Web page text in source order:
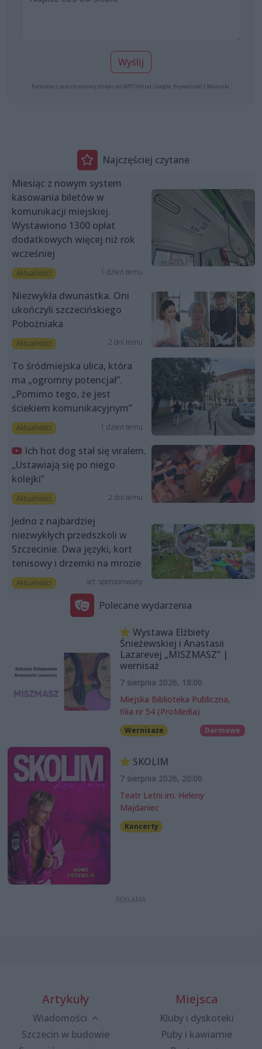
Wyślij
Formularz jest chroniony dzięki reCAPTCHA od Google: Prywatność | Warunki
Najczęściej czytane
Miesiąc z nowym system
kasowania biletów w
komunikacji miejskiej.
Wystawiono 1300 opłat
dodatkowych więcej niż rok
wcześniej
Aktualności 1 dzień temu
Niezwykła dwunastka. Oni
ukończyli szczecińskiego
Pobożniaka
Aktualności 2 dni temu
To śródmiejska ulica, która
ma „ogromny potencjał”.
„Pomimo tego, że jest
ściekiem komunikacyjnym”
Aktualności 1 dzień temu
Ich hot dog stał się viralem.
„Ustawiają się po niego
kolejki”
Aktualności 2 dni temu
Jedno z najbardziej
niezwykłych przedszkoli w
Szczecinie. Dwa języki, kort
tenisowy i drzemki na mrozie
Aktualności art. sponsorowany
Polecane wydarzenia
Wystawa Elżbiety
Śnieżewskiej i Anastasii
Lazarevej „MISZMASZ” |
wernisaż
7 sierpnia 2026, 18:00
Miejska Biblioteka Publiczna,
filia nr 54 (ProMedia)
Wernisaże Darmowe
SKOLIM
7 sierpnia 2026, 20:00
Teatr Letni im. Heleny
Majdaniec
Koncerty
Artykuły
Wiadomości
Szczecin w budowie
Miejsca
Kluby i dyskoteki
Puby i kawiarnie